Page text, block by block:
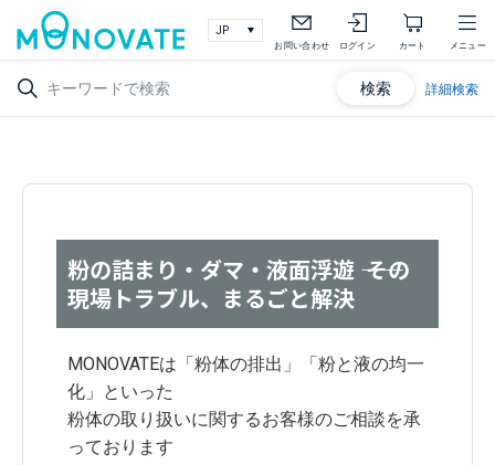
お問い合わせ ログイン カート メニュー
検索 詳細検索
粉の詰まり・ダマ・液面浮遊 ―― その
現場トラブル、まるごと解決
MONOVATEは「粉体の排出」「粉と液の均一
化」といった
粉体の取り扱いに関するお客様のご相談を承
っております